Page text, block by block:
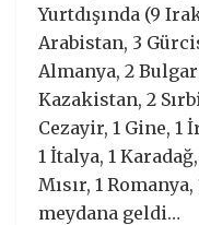
Yurtdışında (9
Arabistan, 3
Almanya, 2
Kazakistan, 2
Cezayir, 1 Gine, 1
1 İtalya, 1
Mısır, 1
meydana geldi…